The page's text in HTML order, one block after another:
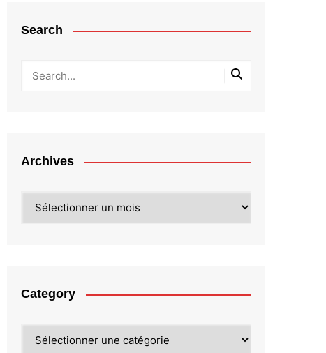
Search
Archives
Category